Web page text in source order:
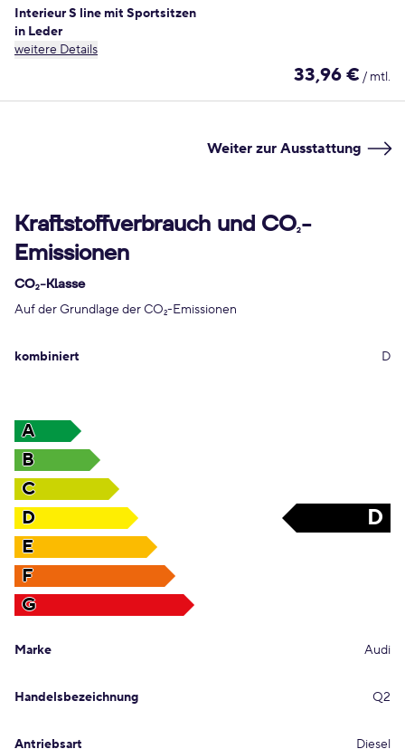
Interieur S line mit Sportsitzen
in Leder
weitere Details
33,96 € / mtl.
Weiter zur Ausstattung
Kraftstoffverbrauch und CO2-
Emissionen
CO2-Klasse
Auf der Grundlage der CO2-Emissionen
kombiniert D
A
B
C
D
D
E
F
G
Marke Audi
Handelsbezeichnung Q2
Antriebsart Diesel